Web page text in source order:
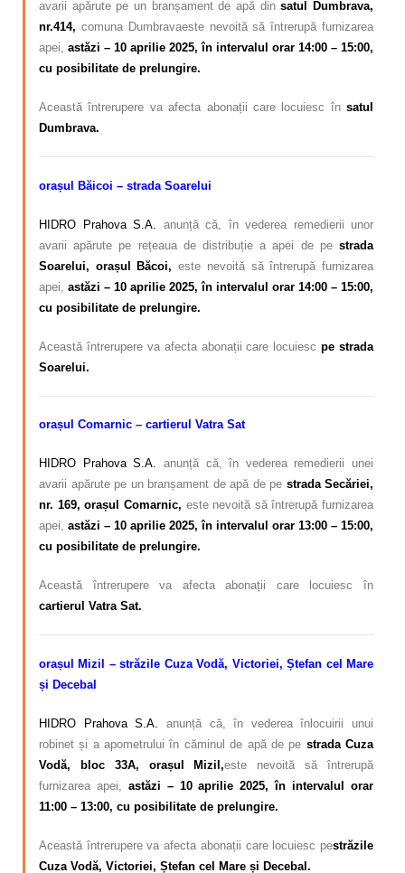
avarii apărute pe un branșament de apă dinsatul Dumbrava,
nr.414, comuna Dumbravaeste nevoită să întrerupă furnizarea
apei, astăzi – 10 aprilie 2025, în intervalul orar 14:00 – 15:00,
cu posibilitate de prelungire.
Această întrerupere va afecta abonații care locuiesc în satul
Dumbrava.
orașul Băicoi – strada Soarelui
HIDRO Prahova S.A. anunță că, în vederea remedierii unor
avarii apărute pe rețeaua de distribuție a apei de pe strada
Soarelui, orașul Băcoi,este nevoită să întrerupă furnizarea
apei, astăzi – 10 aprilie 2025, în intervalul orar 14:00 – 15:00,
cu posibilitate de prelungire.
Această întrerupere va afecta abonații care locuiescpe strada
Soarelui.
orașul Comarnic – cartierul Vatra Sat
HIDRO Prahova S.A. anunță că, în vederea remedierii unei
avarii apărute pe un branșament de apă de pe strada Secăriei,
nr. 169, orașul Comarnic, este nevoită să întrerupă furnizarea
apei, astăzi – 10 aprilie 2025, în intervalul orar 13:00 – 15:00,
cu posibilitate de prelungire.
Această întrerupere va afecta abonații care locuiesc în
cartierul Vatra Sat.
orașul Mizil – străzile Cuza Vodă, Victoriei, Ștefan cel Mare
și Decebal
HIDRO Prahova S.A. anunță că, în vederea înlocuirii unui
robinet și a apometrului în căminul de apă de pe strada Cuza
Vodă, bloc 33A, orașul Mizil,este nevoită să întrerupă
furnizarea apei, astăzi – 10 aprilie 2025, în intervalul orar
11:00 – 13:00, cu posibilitate de prelungire.
Această întrerupere va afecta abonații care locuiesc pestrăzile
Cuza Vodă, Victoriei, Ștefan cel Mare și Decebal.